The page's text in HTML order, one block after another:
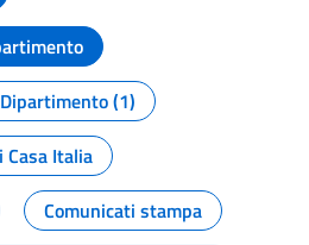
(1)
Casa Italia
Comunicati stampa